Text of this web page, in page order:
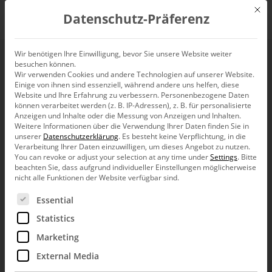
EN
No pale scale
Religion again. We had that last time. Often, such data is
scaled like that. Have a look.
Mit
Datenschutz-Präferenz
Wir benötigen Ihre Einwilligung, bevor Sie unsere Website weiter
besuchen können.
Wir verwenden Cookies und andere Technologien auf unserer Website.
Einige von ihnen sind essenziell, während andere uns helfen, diese
Website und Ihre Erfahrung zu verbessern. Personenbezogene Daten
können verarbeitet werden (z. B. IP-Adressen), z. B. für personalisierte
Anzeigen und Inhalte oder die Messung von Anzeigen und Inhalten.
Weitere Informationen über die Verwendung Ihrer Daten finden Sie in
unserer Datenschutzerklärung. Es besteht keine Verpflichtung, in die
Verarbeitung Ihrer Daten einzuwilligen, um dieses Angebot zu nutzen.
You can revoke or adjust your selection at any time underSettings. Bitte
beachten Sie, dass aufgrund individueller Einstellungen möglicherweise
nicht alle Funktionen der Website verfügbar sind.
Es folgt eine Liste der Service-Gruppen, für die eine
Essential
Statistics
Marketing
External Media